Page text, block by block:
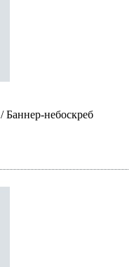
/ Баннер-небоскреб